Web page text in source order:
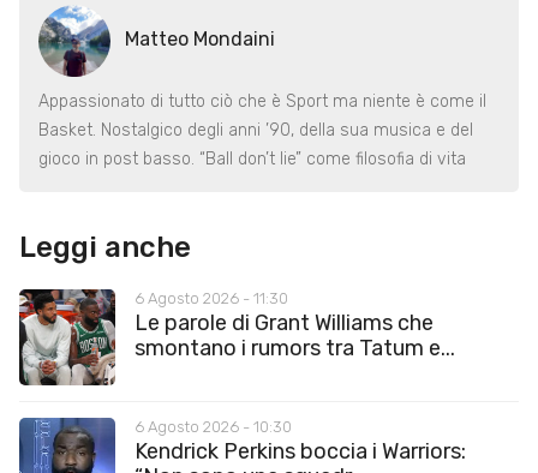
Matteo Mondaini
Appassionato di tutto ciò che è Sport ma niente è come il
Basket. Nostalgico degli anni ’90, della sua musica e del
gioco in post basso. “Ball don’t lie” come filosofia di vita
Leggi anche
6 Agosto 2026 - 11:30
Le parole di Grant Williams che
smontano i rumors tra Tatum e...
6 Agosto 2026 - 10:30
Kendrick Perkins boccia i Warriors: